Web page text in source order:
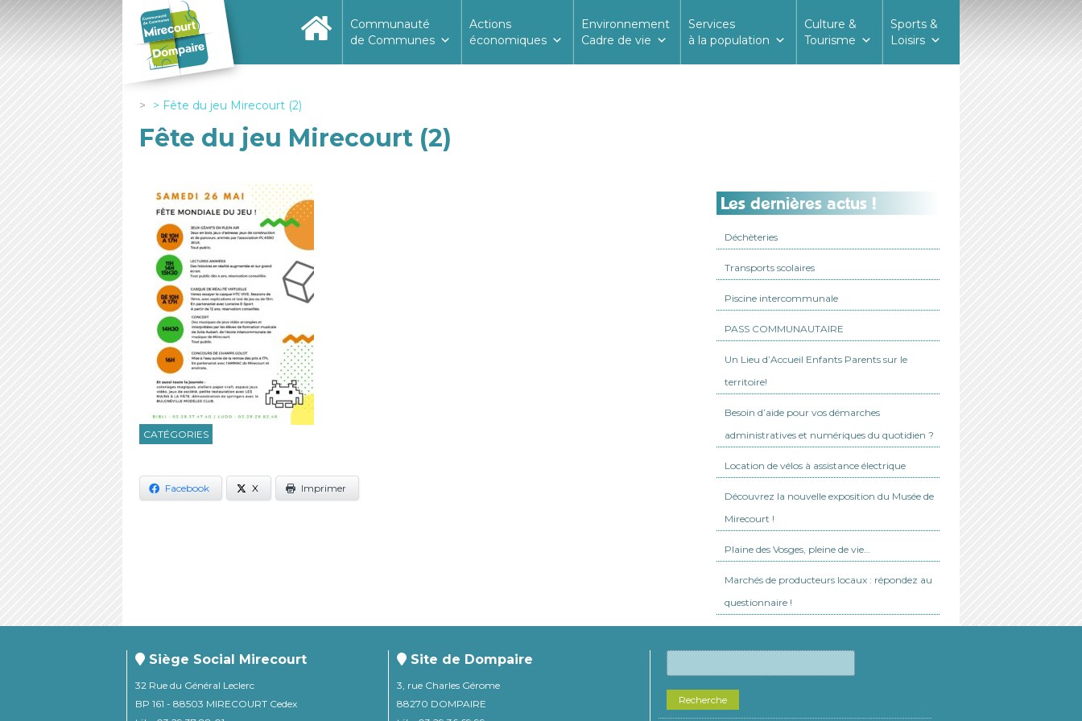
Communauté
de Communes
Actions
économiques
Environnement
Cadre de vie
Services
à la population
Culture &
Tourisme
Sports &
Loisirs
Fête du jeu Mirecourt (2)
Fête du jeu Mirecourt (2)
CATÉGORIES
Facebook X Imprimer
Les dernières actus !
Déchèteries
Transports scolaires
Piscine intercommunale
PASS COMMUNAUTAIRE
Un Lieu d’Accueil Enfants Parents sur le
territoire!
Besoin d’aide pour vos démarches
administratives et numériques du quotidien ?
Location de vélos à assistance électrique
Découvrez la nouvelle exposition du Musée de
Mirecourt !
Plaine des Vosges, pleine de vie…
Marchés de producteurs locaux : répondez au
questionnaire !
Siège Social Mirecourt
32 Rue du Général Leclerc
BP 161 - 88503 MIRECOURT Cedex
Site de Dompaire
3, rue Charles Gérome
88270 DOMPAIRE
Recherche